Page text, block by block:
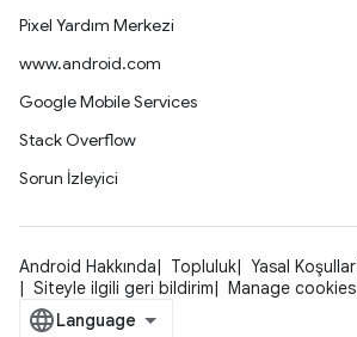
Pixel Yardım Merkezi
www.android.com
Google Mobile Services
Stack Overflow
Sorun İzleyici
Android Hakkında Topluluk Yasal Koşullar
Siteyle ilgili geri bildirim
Manage cookies